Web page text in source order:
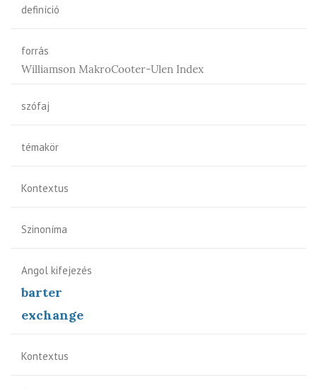
definíció
forrás
Williamson MakroCooter-Ulen Index
szófaj
témakör
Kontextus
Szinoníma
Angol kifejezés
barter
exchange
Kontextus